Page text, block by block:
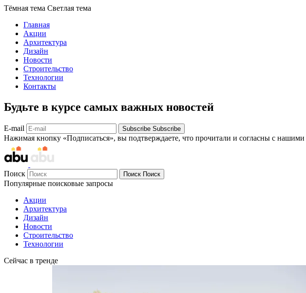
Тёмная тема Светлая тема
Главная
Акции
Архитектура
Дизайн
Новости
Строительство
Технологии
Контакты
Будьте в курсе самых важных новостей
E-mail Subscribe Subscribe
Нажимая кнопку «Подписаться», вы подтверждаете, что прочитали и согласны с нашими
Поиск Поиск Поиск
Популярные поисковые запросы
Акции
Архитектура
Дизайн
Новости
Строительство
Технологии
Сейчас в тренде